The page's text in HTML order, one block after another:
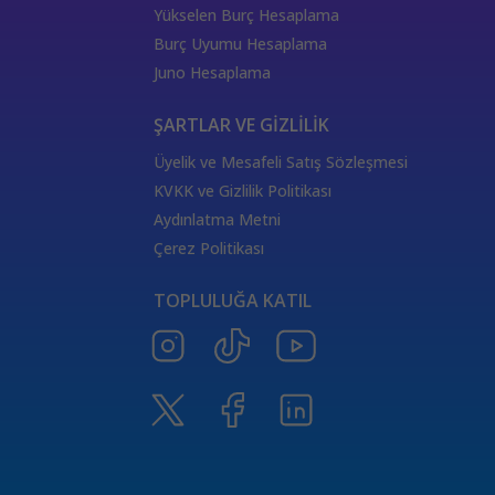
burçların elementleri
değişken
yükselen burçların özellikleri
Satürn Balık burcunda
ThetaHealing seansı
Tarot Destesi
Venüs burcu
Satürn burcu
Aşıklar Tarot Kartı
Güneş Tarot Sağlık Anlamı
Merkür Oğlak burcunda
Ay Tarot Sağlık Anlamı
Değnek Üçlüsü Anlamı
Denge kartı anlamı
Yükselen Burç Hesaplama
Burç Uyumu Hesaplama
Juno Hesaplama
ŞARTLAR VE GİZLİLİK
Üyelik ve Mesafeli Satış Sözleşmesi
KVKK ve Gizlilik Politikası
Aydınlatma Metni
Çerez Politikası
TOPLULUĞA KATIL